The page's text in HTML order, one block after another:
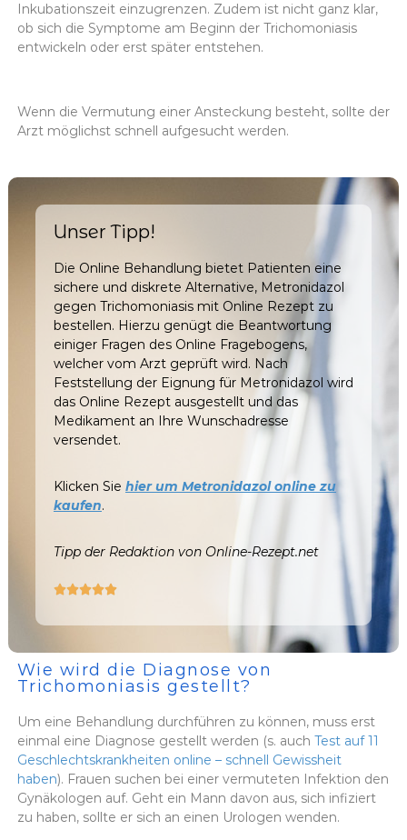
Inkubationszeit einzugrenzen. Zudem ist nicht ganz klar,
ob sich die Symptome am Beginn der Trichomoniasis
entwickeln oder erst später entstehen.
Wenn die Vermutung einer Ansteckung besteht, sollte der
Arzt möglichst schnell aufgesucht werden.
Unser Tipp!
Die Online Behandlung bietet Patienten eine
sichere und diskrete Alternative, Metronidazol
gegen Trichomoniasis mit Online Rezept zu
bestellen. Hierzu genügt die Beantwortung
einiger Fragen des Online Fragebogens,
welcher vom Arzt geprüft wird. Nach
Feststellung der Eignung für Metronidazol wird
das Online Rezept ausgestellt und das
Medikament an Ihre Wunschadresse
versendet.
Klicken Sie hier um Metronidazol online zu
kaufen.
Tipp der Redaktion von Online-Rezept.net

Wie wird die Diagnose von
Trichomoniasis gestellt?
Um eine Behandlung durchführen zu können, muss erst
einmal eine Diagnose gestellt werden (s. auch Test auf 11
Geschlechtskrankheiten online – schnell Gewissheit
haben). Frauen suchen bei einer vermuteten Infektion den
Gynäkologen auf. Geht ein Mann davon aus, sich infiziert
zu haben, sollte er sich an einen Urologen wenden.